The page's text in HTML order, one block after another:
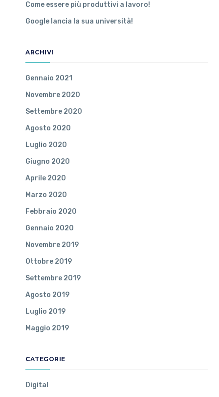
Come essere più produttivi a lavoro!
Google lancia la sua università!
ARCHIVI
Gennaio 2021
Novembre 2020
Settembre 2020
Agosto 2020
Luglio 2020
Giugno 2020
Aprile 2020
Marzo 2020
Febbraio 2020
Gennaio 2020
Novembre 2019
Ottobre 2019
Settembre 2019
Agosto 2019
Luglio 2019
Maggio 2019
CATEGORIE
Digital